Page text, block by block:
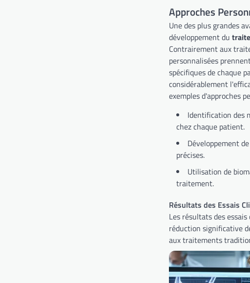
Approches
Une des plus grandes
développement du
Contrairement aux
personnalisées
spécifiques de chaque
considérablement
exemples d'approches
Identification des
chez chaque patient.
Développement
précises.
Utilisation de
traitement.
Résultats des Essais
Les résultats des
réduction significative
aux traitements